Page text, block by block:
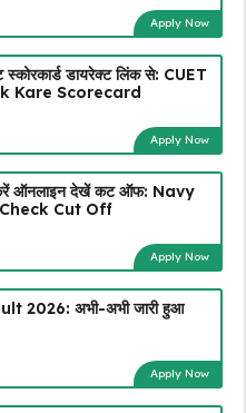
Apply Now
डायरेक्ट लिंक से: CUET
Kare Scorecard
Apply Now
ऑनलाइन देखें कट ऑफ: Navy
Cut Off
Apply Now
2026: अभी-अभी जारी हुआ
Apply Now